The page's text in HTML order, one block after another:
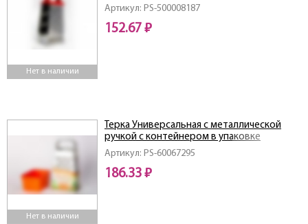
Нет в наличии
Артикул: PS-500008187
152.67 ₽
Нет в наличии
Артикул: PS-60067295
Терка Универсальная с металлической
ручкой с контейнером в упаковке
186.33 ₽